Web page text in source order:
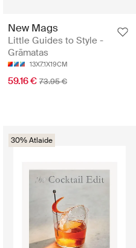
New Mags
Little Guides to Style -
Grāmatas
13X7.1X19CM
59.16 € 73.95 €
30% Atlaide